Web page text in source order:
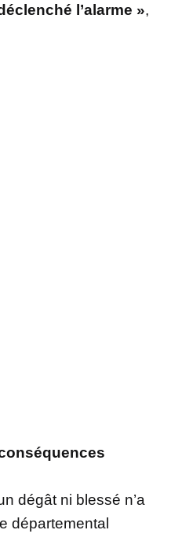
l’alarme »,
dégât ni blessé n’a
départemental